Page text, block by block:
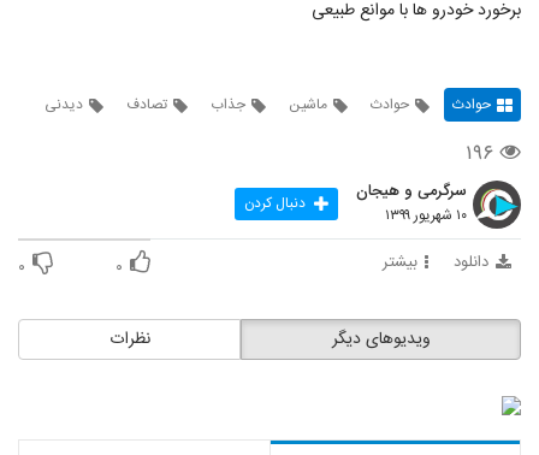
برخورد خودرو ها با موانع طبیعی
حوادث حوادث ماشین جذاب تصادف دیدنی
۱۹۶
سرگرمی و هیجان
۱۰ شهریور ۱۳۹۹ دنبال کردن
دانلود بیشتر ۰ ۰
نظرات ویدیوهای دیگر